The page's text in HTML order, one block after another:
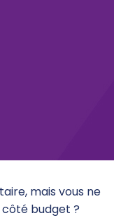
mais vous ne
budget ?